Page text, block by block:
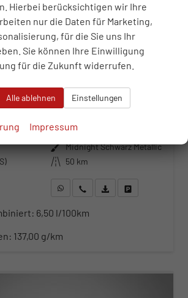
Schaltgetriebe
Neuwagen
Getriebe Schaltgetriebe
Außenfarbe Midnight Schwarz Metallic
Kilometerstand 50 km
WhatsApp anfragen
Wir rufen Sie anFahrzeugexposé (PDF)
6,50 l/100km
137,00 g/km
Hierbei berücksichtigen wir Ihre
nur die Daten für Marketing,
für die Sie uns Ihr
Sie können Ihre Einwilligung
für die Zukunft widerrufen.
Alle ablehnen Einstellungen
Impressum